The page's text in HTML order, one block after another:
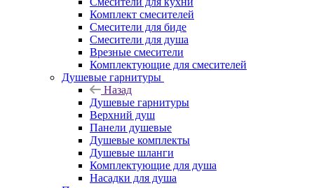
Комплект смесителей
Смесители для биде
Смесители для душа
Врезные смесители
Комплектующие для смесителей
Душевые гарнитуры
Назад
Душевые гарнитуры
Верхний душ
Панели душевые
Душевые комплекты
Душевые шланги
Комплектующие для душа
Насадки для душа